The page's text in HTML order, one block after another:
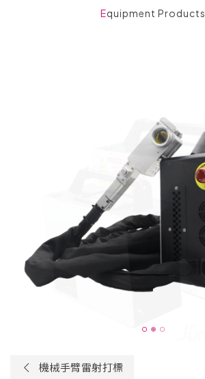
Equipment Products
機械手臂雷射打標